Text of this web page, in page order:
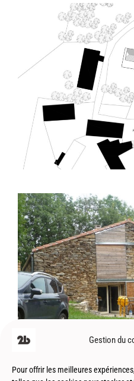
Gestion du
Pour offrir les meilleures
Saint Pastou (65) –
Esplas de Sérou